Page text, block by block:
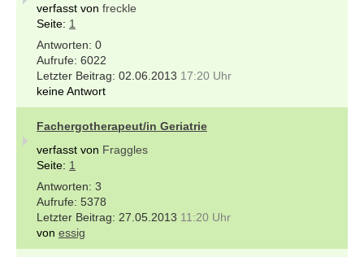
verfasst von freckle
Seite: 1
0
6022
02.06.2013 17:20 Uhr
keine Antwort
Fachergotherapeut/in Geriatrie
verfasst von Fraggles
Seite: 1
3
5378
27.05.2013 11:20 Uhr
von essig